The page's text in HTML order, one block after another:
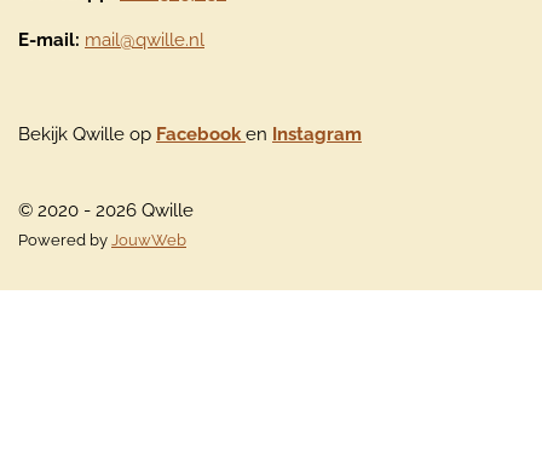
E-mail: mail@qwille.nl
Bekijk Qwille op Facebook en Instagram
© 2020 - 2026 Qwille
Powered by JouwWeb